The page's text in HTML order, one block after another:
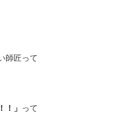
師匠って
！」 って